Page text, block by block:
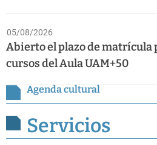
05/08/2026
Abierto el plazo de matrícula
cursos del Aula UAM+50
Agenda cultural
Servicios